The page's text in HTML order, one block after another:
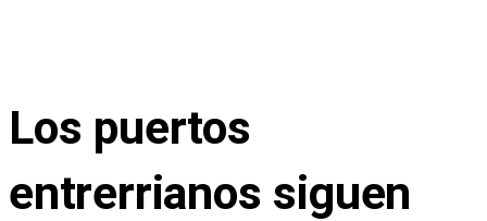
Los puertos
entrerrianos siguen